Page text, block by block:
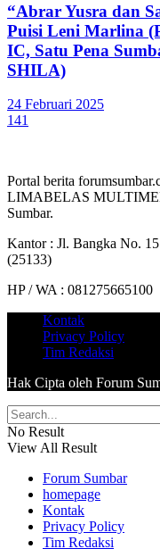
“Abrar Yusra dan
Puisi Leni Marlina
IC, Satu Pena
SHILA)
24 Februari 2025
141
Portal berita
LIMABELAS
Sumbar.
Kantor : Jl. Bangka No.
(25133)
HP / WA : 081275665100
Kontak
Privacy Policy
Tim Redaksi
Hak Cipta oleh Forum
No Result
View All Result
Forum Sumbar
homepage
Kontak
Privacy Policy
Tim Redaksi